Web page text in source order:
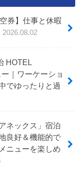
券】仕事と休暇
2026.08.02
HOTEL
｜ワーケーショ
でゆったりと過
ネックス」宿泊
良好＆機能的で
ニューを楽しめ